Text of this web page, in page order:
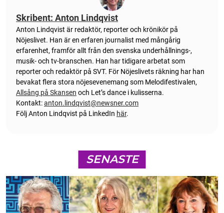
Skribent: Anton Lindqvist
Anton Lindqvist är redaktör, reporter och krönikör på
Nöjeslivet. Han är en erfaren journalist med mångårig
erfarenhet, framför allt från den svenska underhållnings-,
musik- och tv-branschen. Han har tidigare arbetat som
reporter och redaktör på SVT. För Nöjeslivets räkning har han
bevakat flera stora nöjesevenemang som Melodifestivalen,
Allsång på Skansen och Let’s dance i kulisserna.
Kontakt:anton.lindqvist@newsner.com
Följ Anton Lindqvist på LinkedIn här.
SENASTE